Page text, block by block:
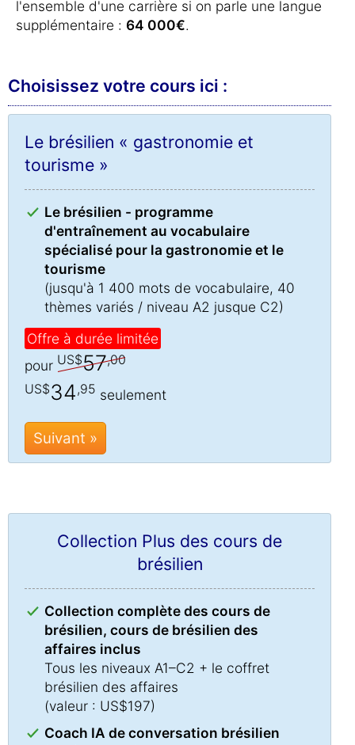
l'ensemble d'une carrière si on parle une langue
supplémentaire : 64 000€.
Choisissez votre cours ici :
Le brésilien « gastronomie et
tourisme »
Le brésilien - programme
d'entraînement au vocabulaire
spécialisé pour la gastronomie et le
tourisme
(jusqu'à 1 400 mots de vocabulaire, 40
thèmes variés / niveau A2 jusque C2)
Offre à durée limitée
pour US$57,00
US$34 ,95 seulement
Suivant »
Collection Plus des cours de
brésilien
Collection complète des cours de
brésilien, cours de brésilien des
affaires inclus
Tous les niveaux A1–C2 + le coffret
brésilien des affaires
(valeur : US$197)
Coach IA de conversation brésilien